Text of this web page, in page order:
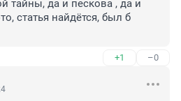
тайны, да и пескова , да и
статья найдётся, был б
+1 –0